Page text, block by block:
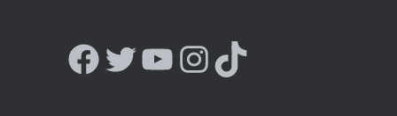
Facebook
Twitter
YouTube
Instagram
TikTok